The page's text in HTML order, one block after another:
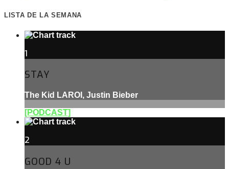
LISTA DE LA SEMANA
1
STAY
The Kid LAROI, Justin Bieber
[PODCAST]
2
GOOD 4 U